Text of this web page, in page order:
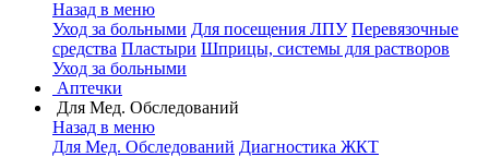
Назад в меню
Уход за больными Для посещения ЛПУ Перевязочные
средства Пластыри Шприцы, системы для растворов
Уход за больными
Аптечки
Для Мед. Обследований
Назад в меню
Для Мед. Обследований Диагностика ЖКТ